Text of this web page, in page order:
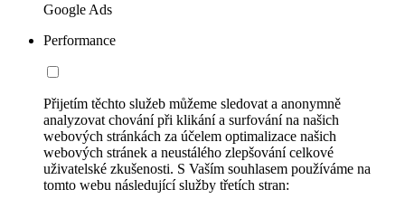
Google Ads
Performance
Přijetím těchto služeb můžeme sledovat a anonymně
analyzovat chování při klikání a surfování na našich
webových stránkách za účelem optimalizace našich
webových stránek a neustálého zlepšování celkové
uživatelské zkušenosti. S Vaším souhlasem používáme na
tomto webu následující služby třetích stran: